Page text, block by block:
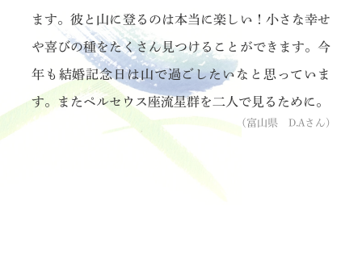
ます。彼と山に登るのは本当に楽しい！小さな幸せ
や喜びの種をたくさん見つけることができます。今
年も結婚記念日は山で過ごしたいなと思っていま
す。またペルセウス座流星群を二人で見るために。
(富山県 D.Aさん)